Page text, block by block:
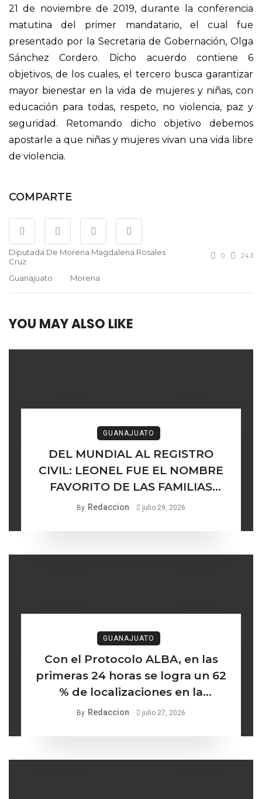
21 de noviembre de 2019, durante la conferencia
matutina del primer mandatario, el cual fue
presentado por la Secretaria de Gobernación, Olga
Sánchez Cordero. Dicho acuerdo contiene 6
objetivos, de los cuales, el tercero busca garantizar
mayor bienestar en la vida de mujeres y niñas, con
educación para todas, respeto, no violencia, paz y
seguridad. Retomando dicho objetivo debemos
apostarle a que niñas y mujeres vivan una vida libre
de violencia.
COMPARTE
Diputada De Morena Magdalena Rosales
Cruz
Guanajuato
Morena
0 243
YOU MAY ALSO LIKE
GUANAJUATO
DEL MUNDIAL AL REGISTRO
CIVIL: LEONEL FUE EL NOMBRE
FAVORITO DE LAS FAMILIAS
By Redaccion julio 29, 2026
GUANAJUATO
Con el Protocolo ALBA, en las
primeras 24 horas se logra un 62
% de localizaciones en la
búsqueda de mujeres y niñas
By Redaccion julio 27, 2026